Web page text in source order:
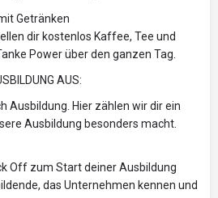
Getränken
dir kostenlos Kaffee, Tee und
Power über den ganzen Tag.
AUS:
Ausbildung. Hier zählen wir dir ein
Ausbildung besonders macht.
Off zum Start deiner Ausbildung
das Unternehmen kennen und